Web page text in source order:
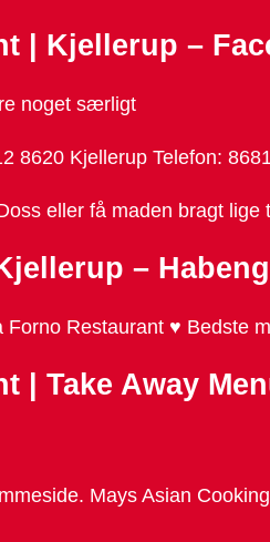
| Kjellerup –
noget særligt
8620 Kjellerup Telefon:
eller få maden bragt
–
Restaurant ♥ Bedste
| Take Away
Mays Asian